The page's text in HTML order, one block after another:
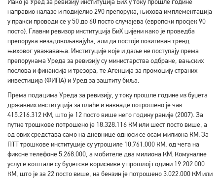
Иако је Уред за ревизију институција БиХ у току прошле године
направио налазе и подијелио 290 препорука, њихова имплементација
у пракси проводи се у 50 до 60 посто случајева (европски просјек 90
посто). Главни ревизор институција БиХ цијени како је проведба
препорука незадовољавајућа, али да постоји позитиван тренд
њиховог уважавања. Институције које и даље не поступају према
препорукама Уреда за ревизију су министарства одбране, вањских
послова и финансија и трезора, те Агенција за промоцију страних
инвестиција (ФИПА) и Уред за заштиту биља.
Према подацима Уреда за ревизију, у току прошле године из буџета
државних институција за плаће и накнаде потрошено је чак
415.216.312 КМ, што је 12 посто више него годину раније (2007). За
путне трошкове потрошено је 18.328.116 КМ или шест посто више, а
од ових средстава само на дневнице односи се осам милиона КМ. За
ПТТ трошкове институције су утрошиле 10.761.000 КМ, од чега на
фиксне телефоне 5.268.000, а мобителе два милиона КМ. Комуналне
услуге коштале су буџетске кориснике у прошлој години 19.202.000
КМ, што је за 22 посто више, на бензин је потрошено 3.022.000 КМ или